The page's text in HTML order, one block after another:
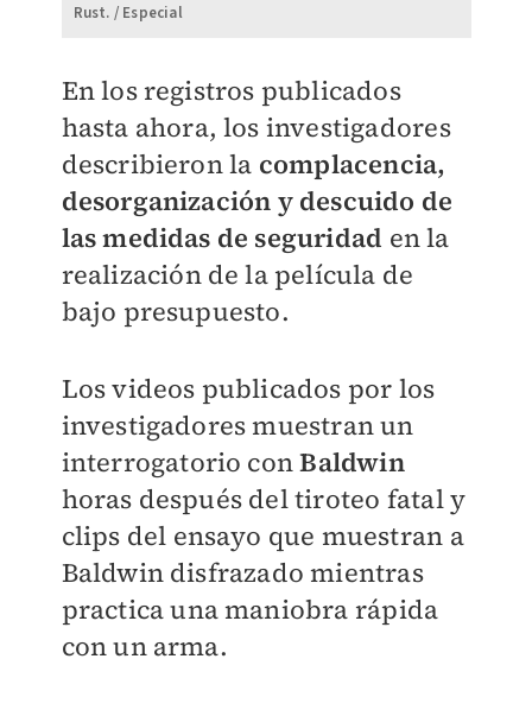
Rust. / Especial
En los registros publicados
hasta ahora, los investigadores
describieron la complacencia,
desorganización y descuido de
las medidas de seguridad en la
realización de la película de
bajo presupuesto.
Los videos publicados por los
investigadores muestran un
interrogatorio conBaldwin
horas después del tiroteo fatal y
clips del ensayo que muestran a
Baldwin disfrazado mientras
practica una maniobra rápida
con un arma.